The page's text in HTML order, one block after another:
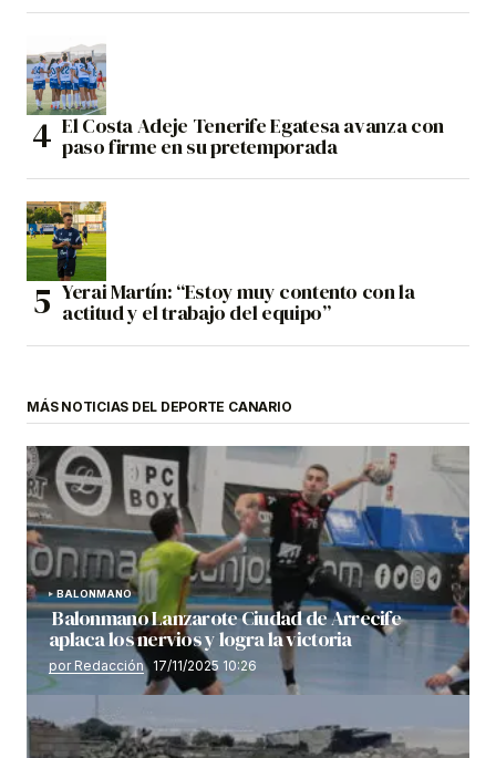
El Costa Adeje Tenerife Egatesa avanza con
paso firme en su pretemporada
Yerai Martín: “Estoy muy contento con la
actitud y el trabajo del equipo”
MÁS NOTICIAS DEL DEPORTE CANARIO
BALONMANO
Balonmano Lanzarote Ciudad de Arrecife
aplaca los nervios y logra la victoria
por Redacción 17/11/2025 10:26